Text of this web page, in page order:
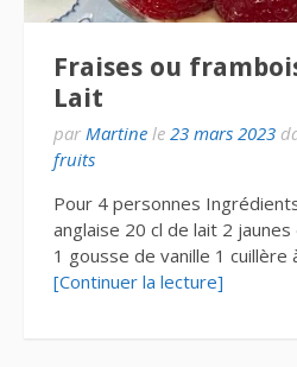
Fraises ou
Lait
par Martine le 23 mars 2023
fruits
Pour 4 personnes
anglaise 20 cl de lait 2
1 gousse de vanille 1 cuillère
[Continuer la lecture]